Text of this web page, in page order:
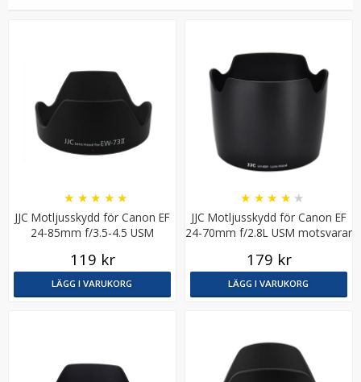
LÄGG I VARUKORG
JJC Motljusskydd för Canon RF 50mm f/1.8 STM
JJC Motljusskydd för Canon EF
24-85mm f/3.5-4.5 USM
★ ★ ★ ★ ★
119 kr
LÄGG I VARUKORG
JJC Motljusskydd för Canon EF
24-70mm f/2.8L USM motsvarar
★ ★ ★ ★ ★
179 kr
LÄGG I VARUKORG